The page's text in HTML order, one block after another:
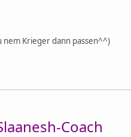
nem Krieger dann passen^^)
Coach